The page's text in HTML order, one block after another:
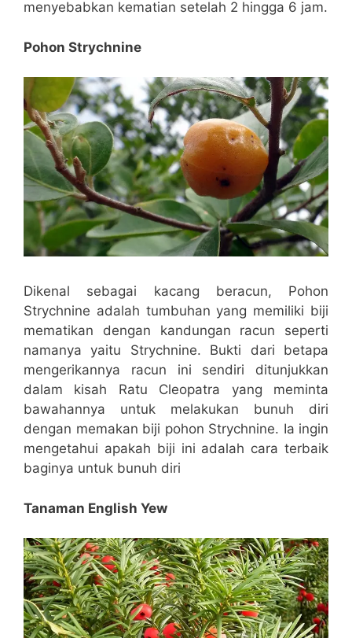
menyebabkan kematian setelah 2 hingga 6 jam.
Pohon Strychnine
Dikenal sebagai kacang beracun, Pohon
Strychnine adalah tumbuhan yang memiliki biji
mematikan dengan kandungan racun seperti
namanya yaitu Strychnine. Bukti dari betapa
mengerikannya racun ini sendiri ditunjukkan
dalam kisah Ratu Cleopatra yang meminta
bawahannya untuk melakukan bunuh diri
dengan memakan biji pohon Strychnine. Ia ingin
mengetahui apakah biji ini adalah cara terbaik
baginya untuk bunuh diri
Tanaman English Yew